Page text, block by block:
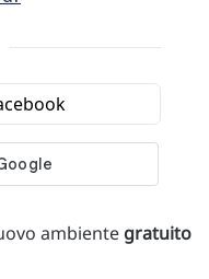
ambiente gratuito